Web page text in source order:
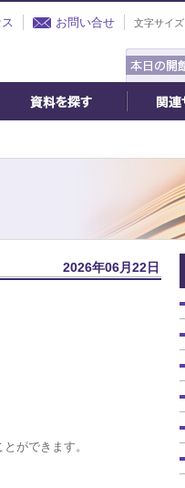
お問い合せ 文字サイズ
2026年06月22日
ができます。